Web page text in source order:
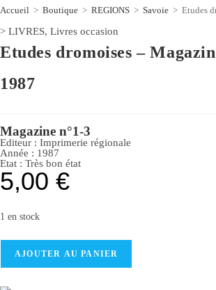
Accueil > Boutique > REGIONS > Savoie > Etudes
> LIVRES, Livres occasion
Etudes dromoises –
1987
Magazine n°1-3
Editeur : Imprimerie régionale
Année : 1987
Etat : Très bon état
5,00 €
1 en stock
AJOUTER AU PANIER